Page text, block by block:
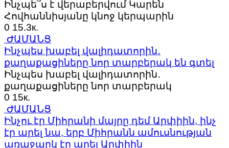
Ինչպե՞ս է վերաբերվում Կարեն
Հովհաննիսյանը կնոջ կերպարին
0 15.3к.
ԺԱՄԱՆՑ
Ինչպես խաբել վալիդատորին․
քաղաքացիները նոր տարբերակ են գտել
Ինչպես խաբել վալիդատորին․
քաղաքացիները նոր տարբերակ
0 15к.
ԺԱՄԱՆՑ
Ինչու էր Միհրանի մայրը դեմ Արփիին, ինչ
էր արել նա, երբ Միհրանն ամուսնության
առաջարկ էր արել Արփիին